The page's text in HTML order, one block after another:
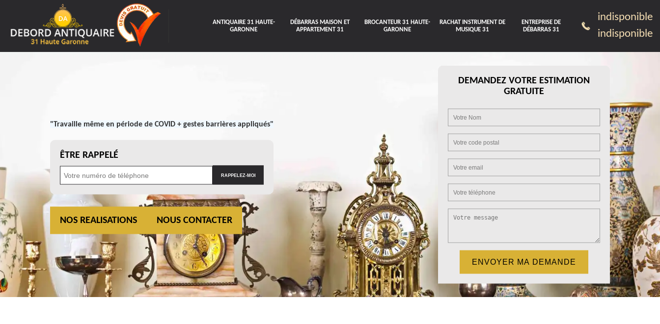
ANTIQUAIRE 31 HAUTE-
GARONNE
DÉBARRAS MAISON ET
APPARTEMENT 31
BROCANTEUR 31 HAUTE-
GARONNE
RACHAT INSTRUMENT DE
MUSIQUE 31
ENTREPRISE DE
DÉBARRAS 31
indisponible
indisponible
"Travaille même en période de COVID + gestes barrières appliqués"
ÊTRE RAPPELÉ
NOS REALISATIONS NOUS CONTACTER
DEMANDEZ VOTRE ESTIMATION
GRATUITE